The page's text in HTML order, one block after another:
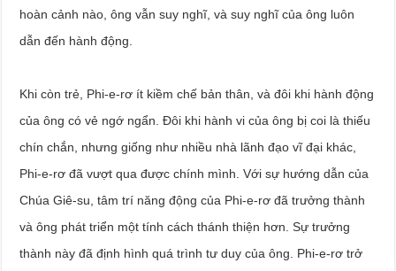
hoàn cảnh nào, ông vẫn suy nghĩ, và suy nghĩ của ông luôn
dẫn đến hành động.
Khi còn trẻ, Phi-e-rơ ít kiềm chế bản thân, và đôi khi hành động
của ông có vẻ ngớ ngẩn. Đôi khi hành vi của ông bị coi là thiếu
chín chắn, nhưng giống như nhiều nhà lãnh đạo vĩ đại khác,
Phi-e-rơ đã vượt qua được chính mình. Với sự hướng dẫn của
Chúa Giê-su, tâm trí năng động của Phi-e-rơ đã trưởng thành
và ông phát triển một tính cách thánh thiện hơn. Sự trưởng
thành này đã định hình quá trình tư duy của ông. Phi-e-rơ trở